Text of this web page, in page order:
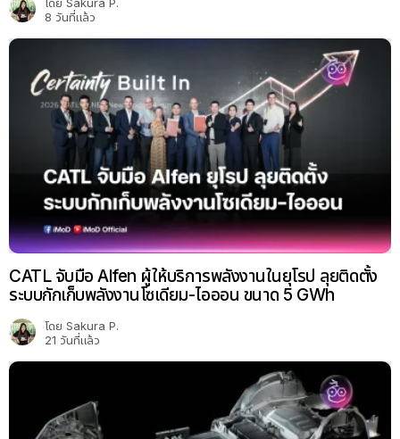
โดย Sakura P.
8 วันที่แล้ว
CATL จับมือ Alfen ผู้ให้บริการพลังงานในยุโรป ลุยติดตั้ง
ระบบกักเก็บพลังงานโซเดียม-ไอออน ขนาด 5 GWh
โดย Sakura P.
21 วันที่แล้ว